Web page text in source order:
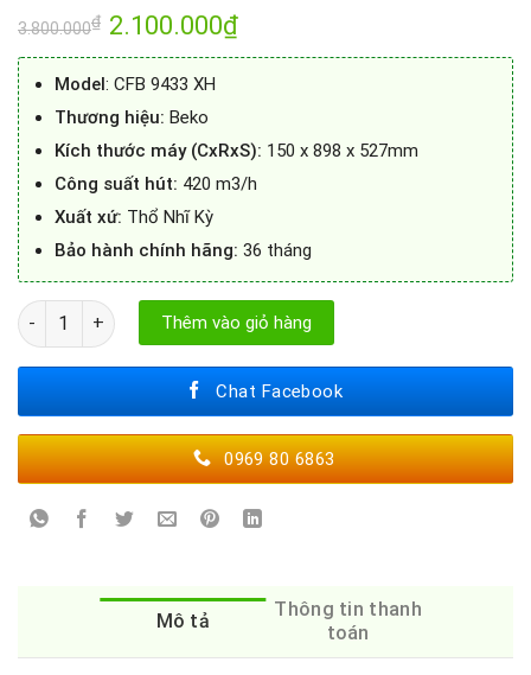
3.800.000₫ Giá
gốc
là:
2.100.000₫Giá
tại
Model: CFB 9433 XH
Thương hiệu: Beko
Kích thước máy (CxRxS): 150 x 898 x 527mm
Công suất hút: 420 m3/h
Xuất xứ: Thổ Nhĩ Kỳ
Bảo hành chính hãng: 36 tháng
MÁY HÚT MÙI ÂM TỦ BEKO CFB 9433 XH số lượng
Thêm vào giỏ hàng
Chat Facebook
0969 80 6863
Mô tả
Thông tin thanh
toán